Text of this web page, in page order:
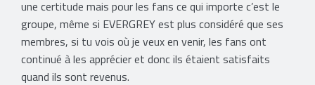
une certitude mais pour les fans ce qui importe c’est le
groupe, même si EVERGREY est plus considéré que ses
membres, si tu vois où je veux en venir, les fans ont
continué à les apprécier et donc ils étaient satisfaits
quand ils sont revenus.